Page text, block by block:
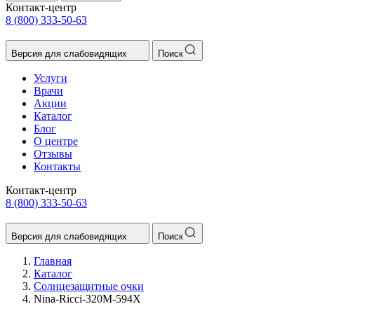
Контакт-центр
8 (800) 333-50-63
Версия для слабовидящих Поиск
Услуги
Врачи
Акции
Каталог
Блог
О центре
Отзывы
Контакты
Контакт-центр
8 (800) 333-50-63
Версия для слабовидящих Поиск
Главная
Каталог
Солнцезащитные очки
Nina-Ricci-320M-594X